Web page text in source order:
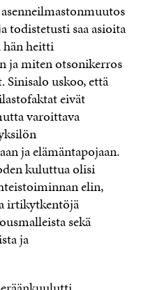
todistetusti saa asioita
hän heitti
ja miten otsonikerros
uskoo, että
eivät
varoittava
ja elämäntapojaan.
kuluttua olisi
elin,
irtikytkentöjä
sekä
ja